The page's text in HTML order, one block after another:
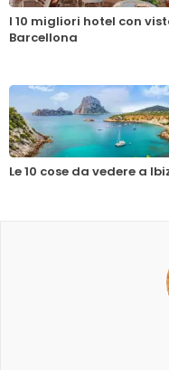
I 10 migliori hotel con
Barcellona
Le 10 cose da vedere a